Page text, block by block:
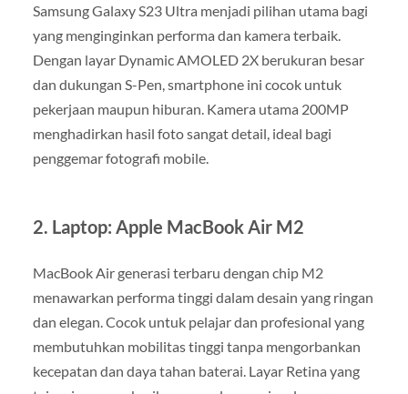
Samsung Galaxy S23 Ultra menjadi pilihan utama bagi
yang menginginkan performa dan kamera terbaik.
Dengan layar Dynamic AMOLED 2X berukuran besar
dan dukungan S-Pen, smartphone ini cocok untuk
pekerjaan maupun hiburan. Kamera utama 200MP
menghadirkan hasil foto sangat detail, ideal bagi
penggemar fotografi mobile.
2. Laptop: Apple MacBook Air M2
MacBook Air generasi terbaru dengan chip M2
menawarkan performa tinggi dalam desain yang ringan
dan elegan. Cocok untuk pelajar dan profesional yang
membutuhkan mobilitas tinggi tanpa mengorbankan
kecepatan dan daya tahan baterai. Layar Retina yang